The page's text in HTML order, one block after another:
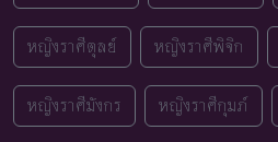
หญิงราศีตุลย์ หญิงราศีพิจิก
หญิงราศีมังกร หญิงราศีกุมภ์